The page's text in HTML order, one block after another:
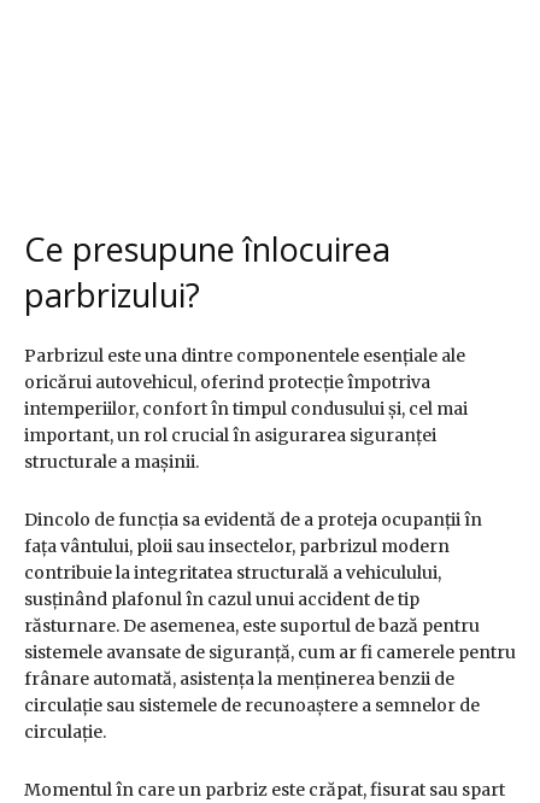
Ce presupune înlocuirea
parbrizului?
Parbrizul este una dintre componentele esențiale ale
oricărui autovehicul, oferind protecție împotriva
intemperiilor, confort în timpul condusului și, cel mai
important, un rol crucial în asigurarea siguranței
structurale a mașinii.
Dincolo de funcția sa evidentă de a proteja ocupanții în
fața vântului, ploii sau insectelor, parbrizul modern
contribuie la integritatea structurală a vehiculului,
susținând plafonul în cazul unui accident de tip
răsturnare. De asemenea, este suportul de bază pentru
sistemele avansate de siguranță, cum ar fi camerele pentru
frânare automată, asistența la menținerea benzii de
circulație sau sistemele de recunoaștere a semnelor de
circulație.
Momentul în care un parbriz este crăpat, fisurat sau spart